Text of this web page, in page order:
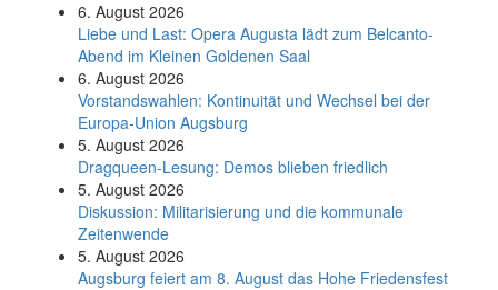
6. August 2026
Liebe und Last: Opera Augusta lädt zum Belcanto-
Abend im Kleinen Goldenen Saal
6. August 2026
Vorstandswahlen: Kontinuität und Wechsel bei der
Europa-Union Augsburg
5. August 2026
Dragqueen-Lesung: Demos blieben friedlich
5. August 2026
Diskussion: Mi­li­ta­ri­sie­rung und die kommunale
Zeitenwende
5. August 2026
Augsburg feiert am 8. August das Hohe Friedensfest